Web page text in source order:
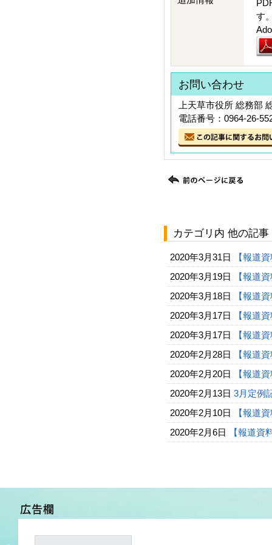
す。
お問い合わせ
上天草市役所 総務部
電話番号：0964-26-
カテゴリ内 他の記事
2020年3月31日
【報道
2020年3月19日
【報道
2020年3月18日
【報道
2020年3月17日
【報道
2020年3月17日
【報道
2020年2月28日
【報道
2020年2月20日
【報道
2020年2月13日 3月定例
2020年2月10日
【報道
2020年2月6日
【報道